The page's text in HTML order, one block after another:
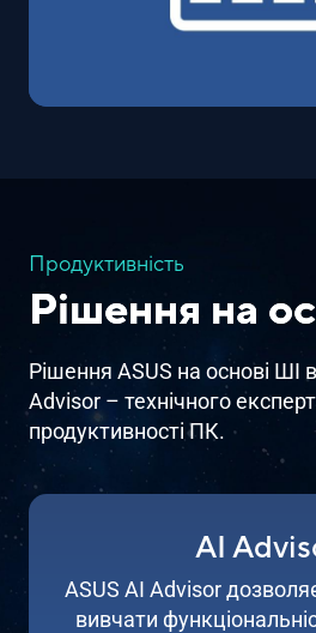
Продуктивність
Рішення на
Рішення ASUS на основі
Advisor – технічного
продуктивності ПК.
AI
ASUS AI Advisor
вивчати